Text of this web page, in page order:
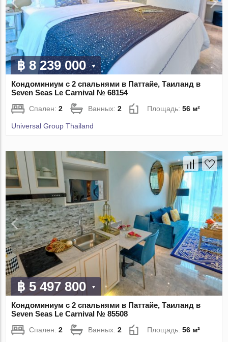
฿ 8 239 000
Кондоминиум с 2 спальнями в Паттайе, Таиланд в
Seven Seas Le Carnival № 68154
Спален:2 Ванных:2 Площадь:56 м²
Universal Group Thailand
฿ 5 497 800
Кондоминиум с 2 спальнями в Паттайе, Таиланд в
Seven Seas Le Carnival № 85508
Спален:2 Ванных:2 Площадь:56 м²